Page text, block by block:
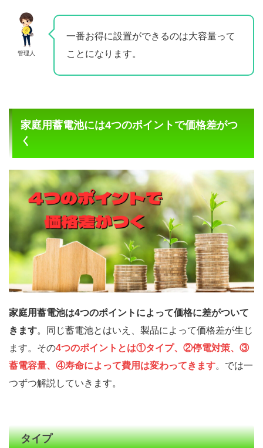
管理人
一番お得に設置ができるのは大容量って
ことになります。
家庭用蓄電池には4つのポイントで価格差がつ
く
家庭用蓄電池は4つのポイントによって価格に差がついて
きます。同じ蓄電池とはいえ、製品によって価格差が生じ
ます。その4つのポイントとは①タイプ、②停電対策、③
蓄電容量、④寿命によって費用は変わってきます。では一
つずつ解説していきます。
タイプ